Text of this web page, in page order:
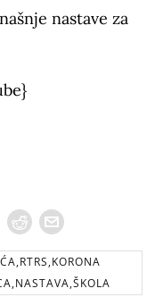
nastave za